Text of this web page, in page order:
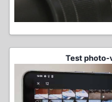
Test photo-